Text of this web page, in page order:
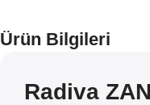
Ürün Bilgileri
Radiva